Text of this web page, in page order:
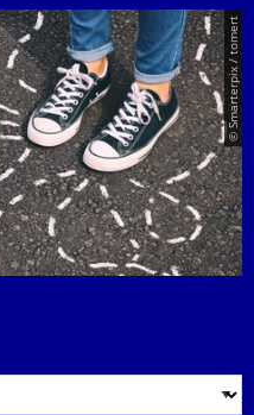
© Smarterpix / tomert